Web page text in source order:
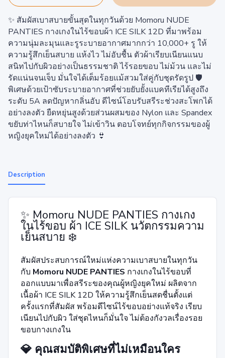
✨ สัมผัสเบาสบายขั้นสุดในทุกวันด้วย Momoru NUDE
PANTIES กางเกงในไร้ขอบผ้า ICE SILK 12D ที่มาพร้อม
ความนุ่มละมุนและรูระบายอากาศมากกว่า 10,000+ รู ให้
ความรู้สึกเย็นสบาย แห้งไว ไม่อับชื้น ตัวผ้าเรียบเนียนแนบ
สนิทไปกับผิวอย่างเป็นธรรมชาติ ไร้รอยขอบ ไม่ม้วน และไม่
รัดแน่นจนเจ็บ มั่นใจได้เต็มร้อยแม้สวมใส่คู่กับชุดรัดรูป 🛡️
พิเศษด้วยเป้าซับระบายอากาศที่ช่วยยับยั้งแบคทีเรียได้สูงถึง
ระดับ 5A ลดปัญหากลิ่นอับ ดีไซน์โอบรับสรีระช่วงสะโพกได้
อย่างลงตัว ยืดหยุ่นสูงด้วยส่วนผสมของ Nylon และ Spandex
ขยับท่าไหนก็สบายใจ ไม่เข้าวิน ตอบโจทย์ทุกกิจกรรมของผู้
หญิงยุคใหม่ได้อย่างลงตัว 👙
Description
✨ Momoru NUDE PANTIES กางเกง
ในไร้ขอบ ผ้า ICE SILK นวัตกรรมความ
เย็นสบาย ❄️
สัมผัสประสบการณ์ใหม่แห่งความเบาสบายในทุกวัน
กับ Momoru NUDE PANTIES กางเกงในไร้ขอบที่
ออกแบบมาเพื่อสรีระของคุณผู้หญิงยุคใหม่ ผลิตจาก
เนื้อผ้า ICE SILK 12D ให้ความรู้สึกเย็นสดชื่นตั้งแต่
ครั้งแรกที่สัมผัส พร้อมดีไซน์ไร้ขอบอย่างแท้จริง เรียบ
เนียนไปกับผิว ใส่ชุดไหนก็มั่นใจ ไม่ต้องกังวลเรื่องรอย
ขอบกางเกงใน
💎 คุณสมบัติพิเศษที่ไม่เหมือนใคร